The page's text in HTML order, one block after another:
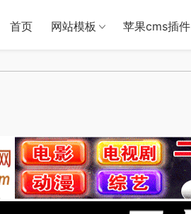
首页 网站模板 苹果cms插件